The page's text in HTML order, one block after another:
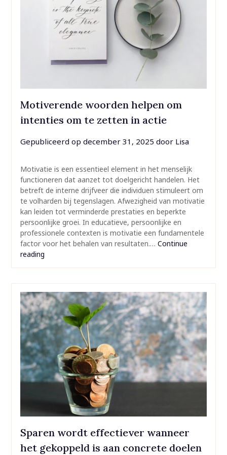
Motiverende woorden helpen om
intenties om te zetten in actie
Gepubliceerd op december 31, 2025 door Lisa
Motivatie is een essentieel element in het menselijk
functioneren dat aanzet tot doelgericht handelen. Het
betreft de interne drijfveer die individuen stimuleert om
te volharden bij tegenslagen. Afwezigheid van motivatie
kan leiden tot verminderde prestaties en beperkte
persoonlijke groei. In educatieve, persoonlijke en
professionele contexten is motivatie een fundamentele
factor voor het behalen van resultaten.… Continue
reading
Sparen wordt effectiever wanneer
het gekoppeld is aan concrete doelen